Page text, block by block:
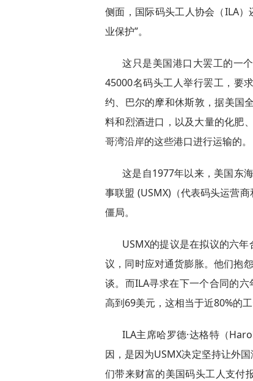
侧面，国际码头工人协会（ILA
业保护”。
这只是美国港口大罢工的一
45000名码头工人举行罢工，要
约、巴尔的摩和休斯敦，据美国
料和烈酒进口，以及大量的化肥
哥湾沿岸的这些港口进行运输的。
这是自1977年以来，美国东
事联盟 (USMX)（代表码头运营
僵局。
USMX的提议是在拟议的六
议，同时应对通货膨胀。他们抱
谈。而ILA寻求在下一个合同的
高到69美元，这相当于近80%的工
ILA主席哈罗德·达格特（
因，是因为USMX决定坚持让外
们带来财富的美国码头工人支付